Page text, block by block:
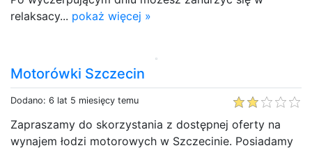
relaksacy... pokaż więcej »
Motorówki Szczecin
Dodano: 6 lat 5 miesięcy temu
Zapraszamy do skorzystania z dostępnej oferty na
wynajem łodzi motorowych w Szczecinie. Posiadamy